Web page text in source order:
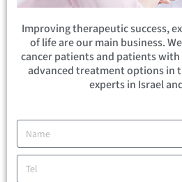
Improving therapeutic success,
of life are our main business.
cancer patients and patients
advanced treatment options in
experts in Israel